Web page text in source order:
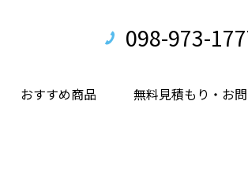
098-973-
おすすめ商品 無料見積もり・お